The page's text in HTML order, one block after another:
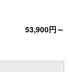
53,900円～